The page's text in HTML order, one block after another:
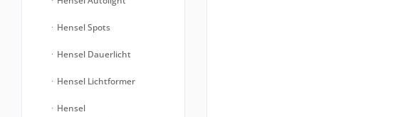
Hensel Spots
Hensel Dauerlicht
Hensel Lichtformer
Hensel